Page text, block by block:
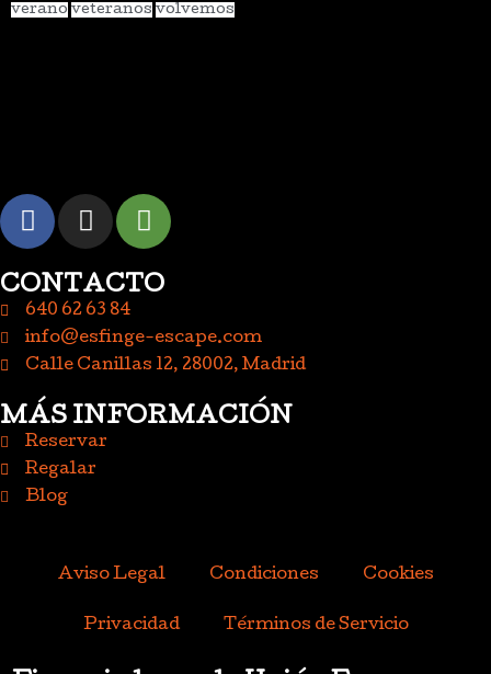
verano veteranos volvemos
CONTACTO
640 62 63 84
info@esfinge-escape.com
Calle Canillas 12, 28002, Madrid
MÁS INFORMACIÓN
Reservar
Regalar
Blog
Aviso Legal Condiciones Cookies
Privacidad Términos de Servicio